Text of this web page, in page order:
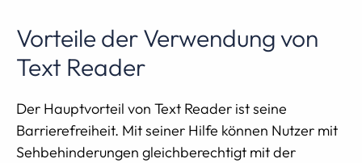
Vorteile der Verwendung von
Text Reader
Der Hauptvorteil von Text Reader ist seine
Barrierefreiheit. Mit seiner Hilfe können Nutzer mit
Sehbehinderungen gleichberechtigt mit der